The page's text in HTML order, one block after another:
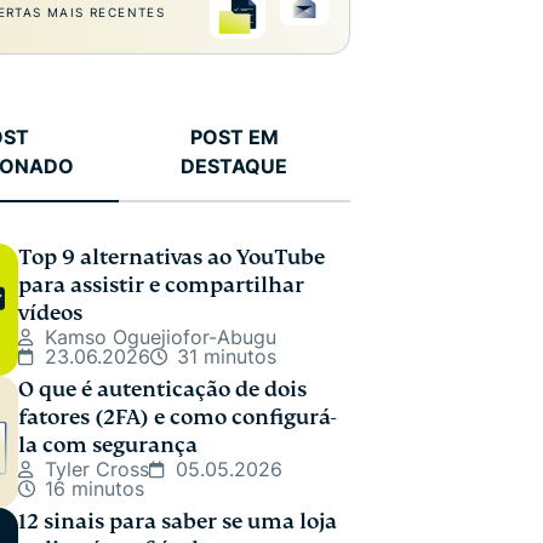
MAIS RECENTES
POST EM
DESTAQUE
Top 9 alternativas ao YouTube
para assistir e compartilhar
vídeos
Kamso Oguejiofor-Abugu
23.06.2026
31 minutos
O que é autenticação de dois
fatores (2FA) e como configurá-
la com segurança
Tyler Cross
05.05.2026
16 minutos
12 sinais para saber se uma loja